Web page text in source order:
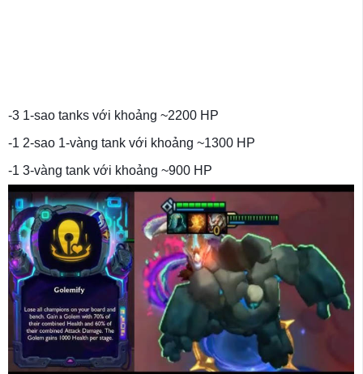
-3 1-sao tanks với khoảng ~2200 HP
-1 2-sao 1-vàng tank với khoảng ~1300 HP
-1 3-vàng tank với khoảng ~900 HP